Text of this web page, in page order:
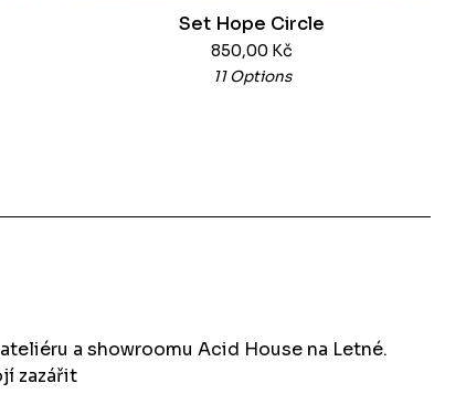
Set Hope Circle
850,00 Kč
11 Options
a showroomu Acid House na Letné.
zazářit